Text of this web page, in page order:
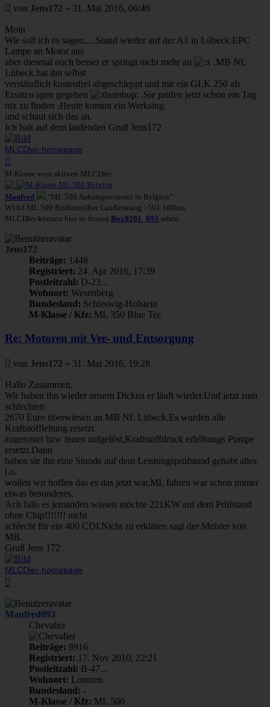
Beitrag
von Jens172 » 31. Mai 2016, 06:46
Moin
Wie soll ich es sagen.....Stand wieder auf der A1 in Lübeck.EPC
Lampe an Motor aus
aber diesmal noch besser er springt nicht mehr an
.MB NL
Lübeck hat ihn selbst
verständlich kostenfrei abgeschleppt und mir ein GLK 250 als
Ersatzwagen gegeben
.Sie prüfen jetzt schon ein Tag
nix zu finden .Heute kommt ein Werksing.
und schaut sich das an.
Ich halt auf dem laufenden Gruß Jens172
MLCDler-homepage
oben
M-Klasse vom aktiven MLCDler
Manfred
"ML 500 Anhängereinsatz in Belgien"
W163 ML 500 Brillantsilber Laufleistung >501.100km
MLCDler können hier in dessen Box0201_093 sehen.
Jens172
Beiträge: 1448
Registriert: 24. Apr 2016, 17:39
Postleitzahl: D-23...
Wohnort: Wesenberg
Bundesland: Schleswig-Holstein
M-Klasse / Kfz: ML 350 Blue Tec
Re: Motoren mit Ver- und Entsorgung
Beitrag
von Jens172 » 31. Mai 2016, 19:28
Hallo Zusammen,
Wir haben ihn wieder unsern Dicken er läuft wieder.Und jetzt zum
schlechten
2670 Euro überwiesen an MB NL Lübeck.Es wurden alle
Kraftstoffleitung ersetzt
zugerostet bzw innen aufgelöst,Kraftstoffdruck erhöhungs Pumpe
ersetzt.Dann
haben sie ihn eine Stunde auf dem Leistungsprüfstand gehabt alles
i.o.
wollen wir hoffen das es das jetzt war.ML fahren war schon immer
etwas besonderes.
Ach falls es jemanden wissen möchte 221KW auf dem Prüfstand
ohne Chip!!!!!!! nicht
schlecht für ein 400 CDI.Nicht zu erklären sagt der Meister von
MB.
Gruß Jens 172
MLCDler-homepage
Manfred093
Chevalier
Beiträge: 8916
Registriert: 17. Nov 2010, 22:21
Postleitzahl: B-47...
Wohnort: Lontzen
Bundesland: -
M-Klasse / Kfz: ML 500